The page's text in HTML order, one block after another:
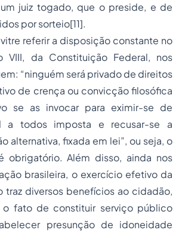
juiz togado, que o preside, e de
por sorteio[11].
referir a disposição constante no
VIII, da Constituição Federal, nos
“ninguém será privado de direitos
de crença ou convicção filosófica
se as invocar para eximir-se de
a todos imposta e recusar-se a
alternativa, fixada em lei”, ou seja, o
obrigatório. Além disso, ainda nos
brasileira, o exercício efetivo da
traz diversos benefícios ao cidadão,
o fato de constituir serviço público
presunção de idoneidade